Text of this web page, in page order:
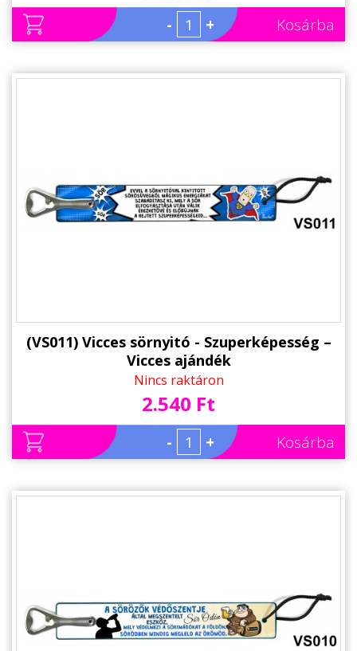
- + Kosárba
(VS011) Vicces sörnyitó - Szuperképesség –
Vicces ajándék
Nincs raktáron
2.540 Ft
- + Kosárba